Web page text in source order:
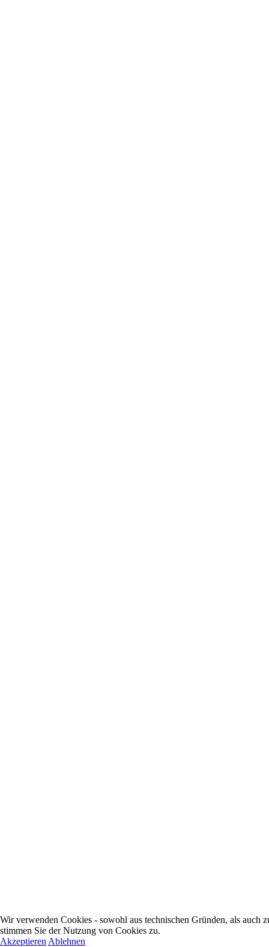
Wir verwenden Cookies - sowohl aus technischen Gründen, als auch
stimmen Sie der Nutzung von Cookies zu.
Akzeptieren Ablehnen